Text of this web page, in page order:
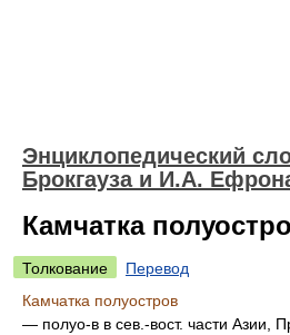
Энциклопедический
Брокгауза и И.А.
Камчатка
Толкование
Перевод
Камчатка полуостров
— полуо-в в сев.-вост. части Азии,